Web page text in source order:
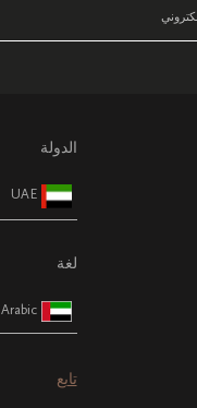
الدولة
UAE
لغة
Arabic
تابع